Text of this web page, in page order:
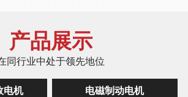
产品展示
同行业中处于领先地位
电机 电磁制动电机